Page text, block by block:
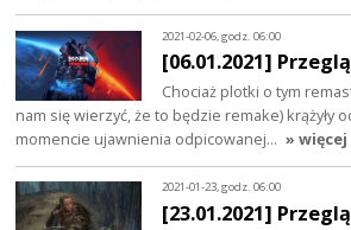
2021-02-06, godz. 06:00
[06.01.2021]
Chociaż plotki o tym
nam się wierzyć, że to będzie remake) krążyły
momencie ujawnienia odpicowanej… » więcej
2021-01-23, godz. 06:00
[23.01.2021]